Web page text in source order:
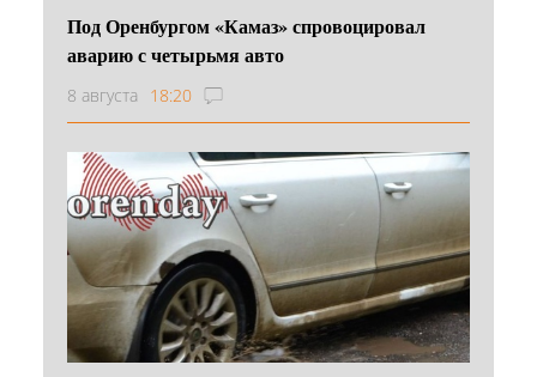
Под Оренбургом «Камаз» спровоцировал
аварию с четырьмя авто
8 августа 18:20